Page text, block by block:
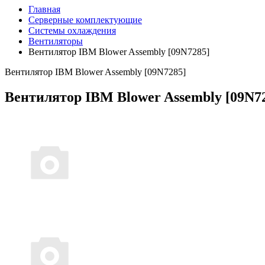
Главная
Серверные комплектующие
Системы охлаждения
Вентиляторы
Вентилятор IBM Blower Assembly [09N7285]
Вентилятор IBM Blower Assembly [09N7285]
Вентилятор IBM Blower Assembly